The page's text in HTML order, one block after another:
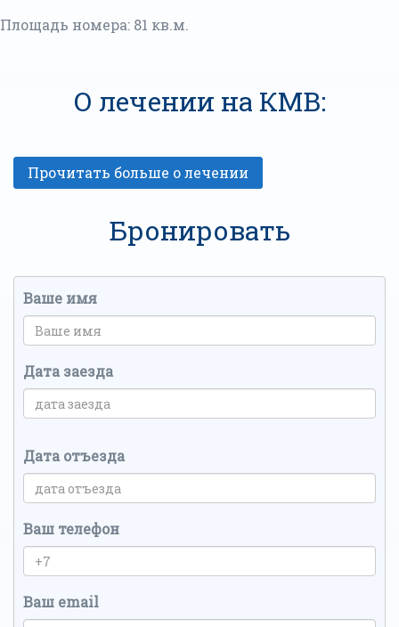
Площадь номера: 81 кв.м.
О лечении на КМВ:
Бронировать
Ваше имя
Дата заезда
Дата отъезда
Ваш телефон
Ваш email